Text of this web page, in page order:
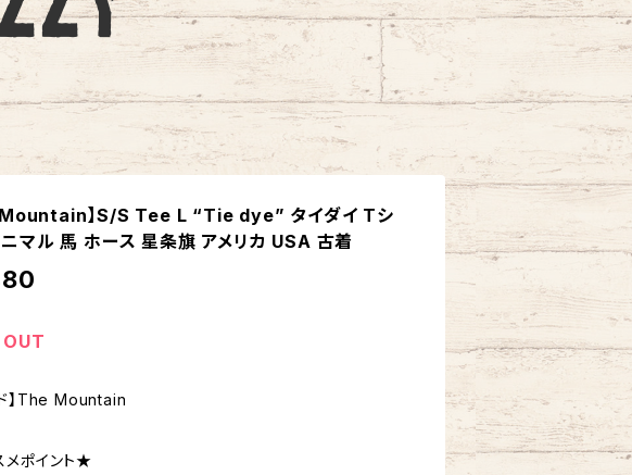
Mountain】S/S Tee L “Tie dye” タイダイ Tシ
マル 馬 ホース 星条旗 アメリカ USA 古着
ド】The Mountain
ポイント★